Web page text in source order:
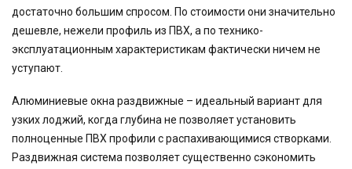
достаточно большим спросом. По стоимости они значительно
дешевле, нежели профиль из ПВХ, а по технико-
эксплуатационным характеристикам фактически ничем не
уступают.
Алюминиевые окна раздвижные – идеальный вариант для
узких лоджий, когда глубина не позволяет установить
полноценные ПВХ профили с распахивающимися створками.
Раздвижная система позволяет существенно сэкономить